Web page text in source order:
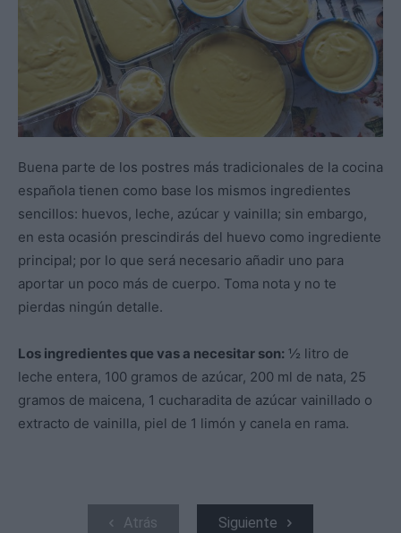
Buena parte de los postres más tradicionales de la cocina
española tienen como base los mismos ingredientes
sencillos: huevos, leche, azúcar y vainilla; sin embargo,
en esta ocasión prescindirás del huevo como ingrediente
principal; por lo que será necesario añadir uno para
aportar un poco más de cuerpo. Toma nota y no te
pierdas ningún detalle.
Los ingredientes que vas a necesitar son: ½ litro de
leche entera, 100 gramos de azúcar, 200 ml de nata, 25
gramos de maicena, 1 cucharadita de azúcar vainillado o
extracto de vainilla, piel de 1 limón y canela en rama.
Atrás Siguiente